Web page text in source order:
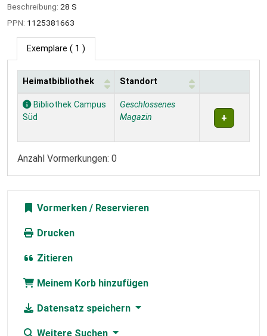
Beschreibung: 28 S
PPN: 1125381663
Exemplare ( 1 )
Exemplare
Heimatbibliothek Standort
Bibliothek Campus
Süd
Geschlossenes
Magazin
Anzahl Vormerkungen: 0
Vormerken
Drucken
Zitieren
Meinem Korb hinzufügen
Datensatz speichern
Weitere Suchen